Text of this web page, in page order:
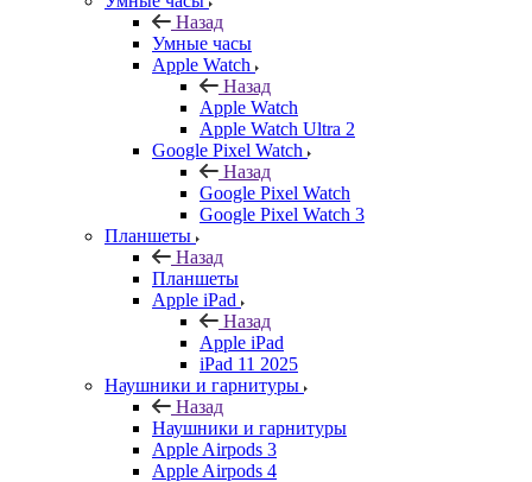
Назад
Умные часы
Apple Watch
Назад
Apple Watch
Apple Watch Ultra 2
Google Pixel Watch
Назад
Google Pixel Watch
Google Pixel Watch 3
Планшеты
Назад
Планшеты
Apple iPad
Назад
Apple iPad
iPad 11 2025
Наушники и гарнитуры
Назад
Наушники и гарнитуры
Apple Airpods 3
Apple Airpods 4